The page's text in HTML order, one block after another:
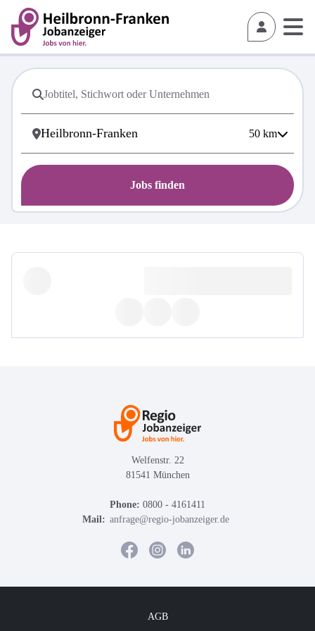
50 km
Jobs finden
Welfenstr. 22
81541 München
Phone: 0800 - 4161411
Mail: anfrage@regio-jobanzeiger.de
AGB